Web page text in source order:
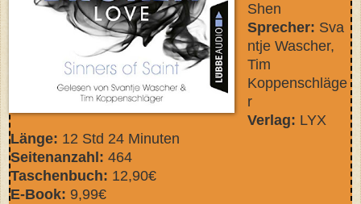
Shen
Sprecher: Sva
ntje Wascher,
Tim
Koppenschläge
r
Verlag: LYX
Länge: 12 Std 24 Minuten
Seitenanzahl: 464
Taschenbuch: 12,90€
E-Book: 9,99€